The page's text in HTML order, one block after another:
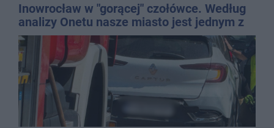
Inowrocław w "gorącej" czołówce. Według
analizy Onetu nasze miasto jest jednym z
najbardziej narażonych na upały